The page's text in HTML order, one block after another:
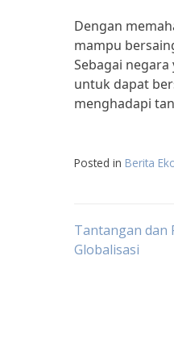
Dengan
mampu
Sebagai
untuk dapat
menghadapi
Posted in Berita
Post
Tantangan dan
Globalisasi